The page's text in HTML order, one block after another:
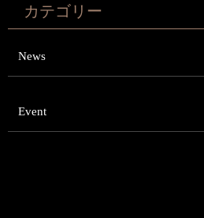
カテゴリー
News
Event